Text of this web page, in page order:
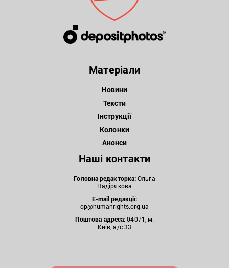
Матеріали
Новини
Тексти
Інструкції
Колонки
Анонси
Наші контакти
Головна редакторка:Ольга
Падірякова
E-mail редакції:
op@humanrights.org.ua
Поштова адреса:04071, м.
Київ, а/с 33